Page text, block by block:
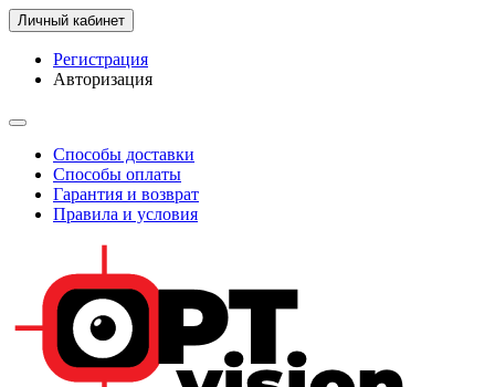
Личный кабинет
Регистрация
Авторизация
Способы доставки
Способы оплаты
Гарантия и возврат
Правила и условия